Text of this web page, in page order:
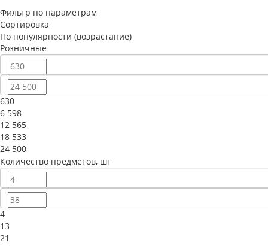
Фильтр по параметрам
Сортировка
По популярности (возрастание)
Розничные
630
6 598
12 565
18 533
24 500
Количество предметов, шт
4
13
21